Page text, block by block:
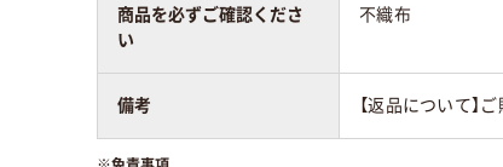
商品を必ずご確認くださ
い
不織布
備考 【返品について】